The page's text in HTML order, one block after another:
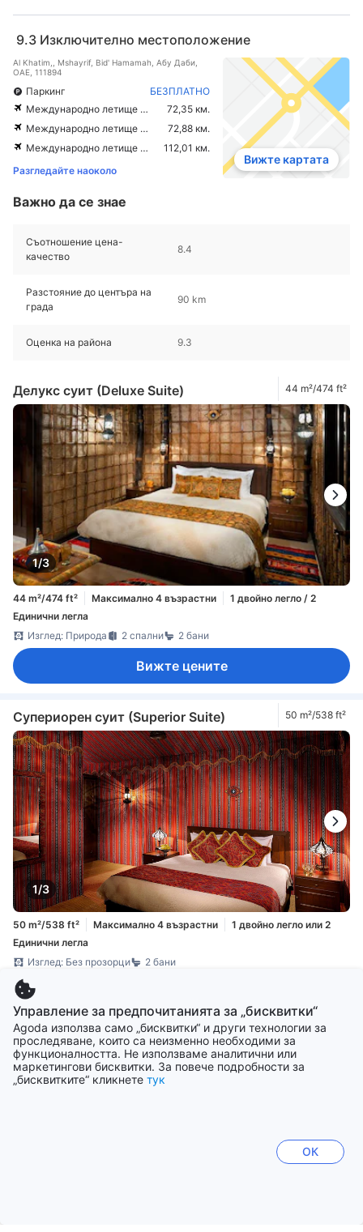
9.3 Изключително местоположение
Al Khatim,, Mshayrif, Bid' Hamamah, Абу Даби,
ОАЕ, 111894
Паркинг
БЕЗПЛАТНО
Международно летище Abu Dhabi
72,35 км.
Международно летище Al Ain
72,88 км.
Международно летище Al Maktoum
112,01 км.
Разгледайте наоколо
Вижте картата
Важно да се знае
Съотношение цена-
качество
8.4
Разстояние до центъра на
града
90 km
Оценка на района 9.3
Делукс суит (Deluxe Suite) 44 m²/474 ft²
1/3
44 m²/474 ft² Максимално 4 възрастни
1 двойно легло / 2
Единични легла
Изглед: Природа
2 спални 2 бани
Вижте цените
Супериорен суит (Superior Suite) 50 m²/538 ft²
1/3
50 m²/538 ft² Максимално 4 възрастни
1 двойно легло или 2
Единични легла
Изглед: Без прозорци
2 бани
Премиум суит (Premium Suite) 44 m²/474 ft²
Управление за предпочитанията за „бисквитки“
Agoda използва само „бисквитки“ и други технологии за
проследяване, които са неизменно необходими за
функционалността. Не използваме аналитични или
маркетингови бисквитки. За повече подробности за
„бисквитките“ кликнете тук
ОК